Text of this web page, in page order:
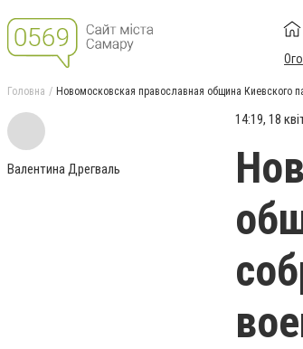
Головна Новомосковская православная община Киевского
Валентина Дрегваль
14:19, 18